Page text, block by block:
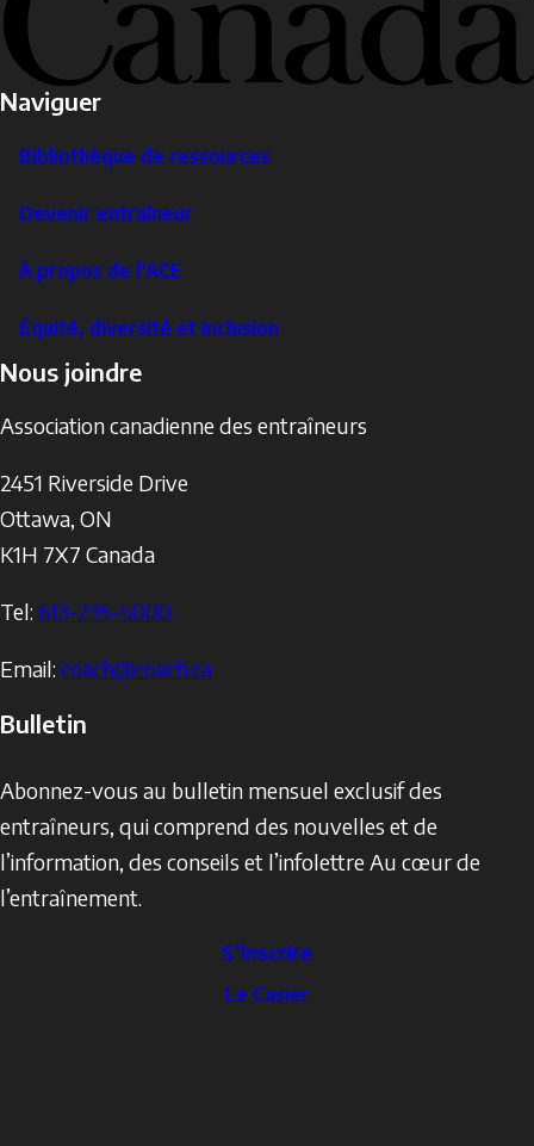
Naviguer
Bibliothèque de ressources
Devenir entraîneur
À propos de l’ACE
Équité, diversité et inclusion
Nous joindre
Association canadienne des entraîneurs
2451 Riverside Drive
Ottawa, ON
K1H 7X7 Canada
Tel: 613-235-5000
Email: coach@coach.ca
Bulletin
Abonnez-vous au bulletin mensuel exclusif des
entraîneurs, qui comprend des nouvelles et de
l’information, des conseils et l’infolettre Au cœur de
l’entraînement.
S’inscrire
Le Casier